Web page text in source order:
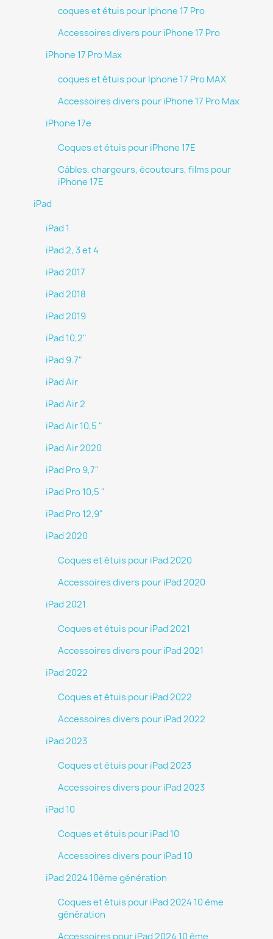
coques et étuis pour Iphone 17 Pro
Accessoires divers pour iPhone 17 Pro
iPhone 17 Pro Max
coques et étuis pour Iphone 17 Pro MAX
Accessoires divers pour iPhone 17 Pro Max
iPhone 17e
Coques et étuis pour iPhone 17E
Câbles, chargeurs, écouteurs, films pour
iPhone 17E
iPad
iPad 1
iPad 2, 3 et 4
iPad 2017
iPad 2018
iPad 2019
iPad 10,2"
iPad 9.7"
iPad Air
iPad Air 2
iPad Air 10,5 "
iPad Air 2020
iPad Pro 9,7"
iPad Pro 10,5 "
iPad Pro 12,9"
iPad 2020
Coques et étuis pour iPad 2020
Accessoires divers pour iPad 2020
iPad 2021
Coques et étuis pour iPad 2021
Accessoires divers pour iPad 2021
iPad 2022
Coques et étuis pour iPad 2022
Accessoires divers pour iPad 2022
iPad 2023
Coques et étuis pour iPad 2023
Accessoires divers pour iPad 2023
iPad 10
Coques et étuis pour iPad 10
Accessoires divers pour iPad 10
iPad 2024 10ème génération
Coques et étuis pour iPad 2024 10 ème
génération
Accessoires pour iPad 2024 10 ème